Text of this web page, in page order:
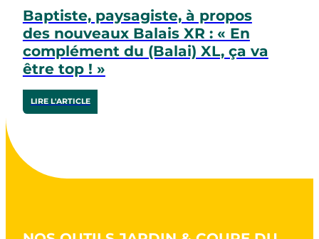
Baptiste, paysagiste, à propos
des nouveaux Balais XR : « En
complément du (Balai) XL, ça va
être top ! »
LIRE L'ARTICLE